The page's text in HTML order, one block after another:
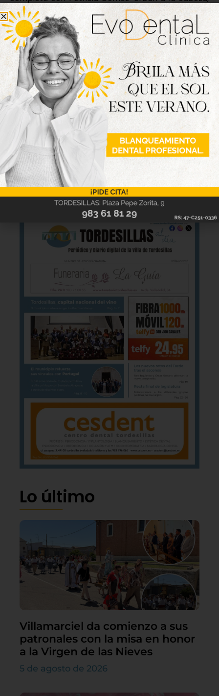
Pedro González, Laura Pelegrina, Sergio García, Ana
Casado, Diego Vallejo, Sara Galván, Juan Antonio
Esteban, Alicia Villar, José María Prados, Marisa
Bartolomé, José Domingo Castaño, María Gómez,
Pablo Poveda y Verónica Gutiérrez, y en la lista de
suplentes se encuentran Orlando Aranza, María
Nieves Gómez y Luis Miguel de Frutos.
Nueva edición
disponible
Hazte ya con la trigésimo séptima edición de
la revista Tordesillas al día. Haz clic sobre la
imagen para verla online.
Lo último
Villamarciel da comienzo a sus
patronales con la misa en honor
a la Virgen de las Nieves
5 de agosto de 2026